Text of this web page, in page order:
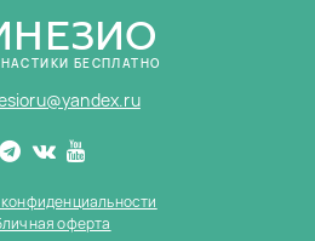
БЕСПЛАТНО
оферта